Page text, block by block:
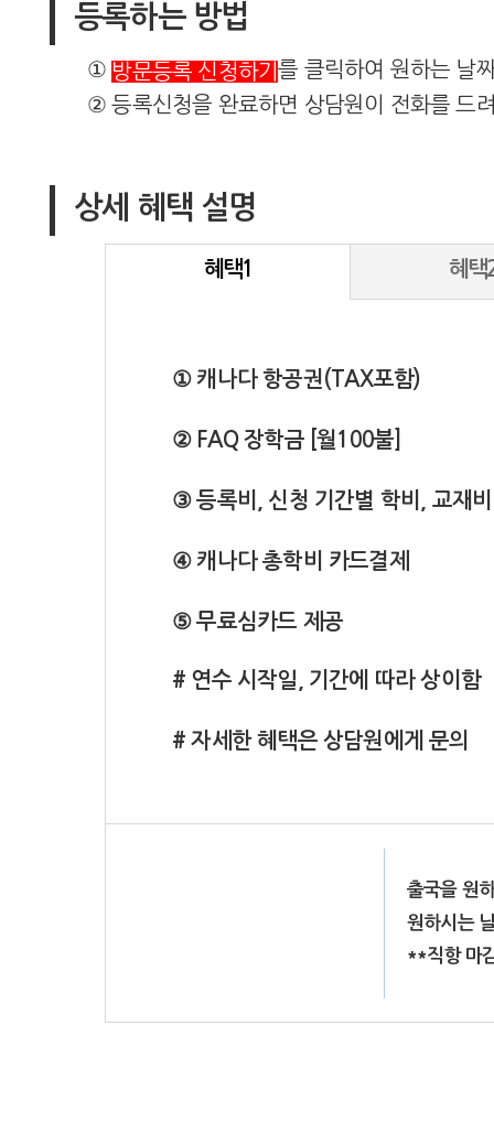
등록하는 방법
① 방문등록 신청하기를 클릭하여 원하는 날
② 등록신청을 완료하면 상담원이 전화를 드
상세 혜택 설명
혜택1 혜택
① 캐나다 항공권(TAX포함)
② FAQ 장학금 [월100불]
③ 등록비, 신청 기간별 학비, 교재
④ 캐나다 총학비 카드결제
⑤ 무료심카드 제공
# 연수 시작일, 기간에 따라 상이함
# 자세한 혜택은 상담원에게 문의
출국을 원
원하시는
**직항 마